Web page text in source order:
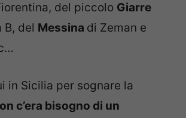
del piccolo Giarre
B, del Messina di Zeman e
in Sicilia per sognare la
c’era bisogno di un